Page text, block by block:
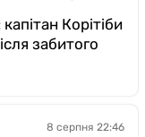
Корітіби
забитого
8 серпня 22:46